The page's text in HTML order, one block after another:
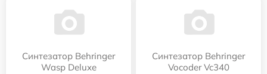
Синтезатор Behringer
Wasp Deluxe
Синтезатор Behringer
Vocoder Vc340